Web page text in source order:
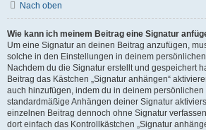
Nach oben
Wie kann ich meinem Beitrag eine Signatur
Um eine Signatur an deinen Beitrag anzufügen,
solche in den Einstellungen in deinem
Nachdem du die Signatur erstellt und gespeichert
Beitrag das Kästchen „Signatur anhängen“
auch hinzufügen, indem du in deinem persönlichen
standardmäßige Anhängen deiner Signatur
einzelnen Beitrag dennoch ohne Signatur
dort einfach das Kontrollkästchen „Signatur